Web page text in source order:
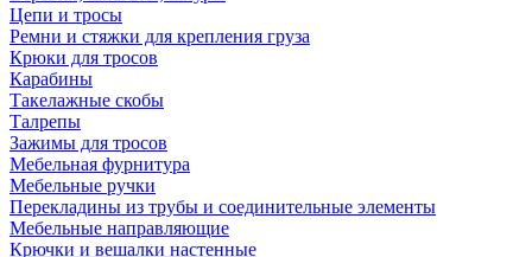
Цепи и тросы
Ремни и стяжки для крепления груза
Крюки для тросов
Карабины
Такелажные скобы
Талрепы
Зажимы для тросов
Мебельная фурнитура
Мебельные ручки
Перекладины из трубы и соединительные элементы
Мебельные направляющие
Крючки и вешалки настенные